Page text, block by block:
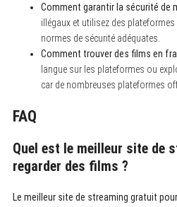
Comment garantir la sécurité de
illégaux et utilisez des
normes de sécurité adéquates.
Comment trouver des films en
langue sur les plateformes ou
car de nombreuses plateformes
FAQ
Quel est le meilleur site de
regarder des films ?
Le meilleur site de streaming gratuit